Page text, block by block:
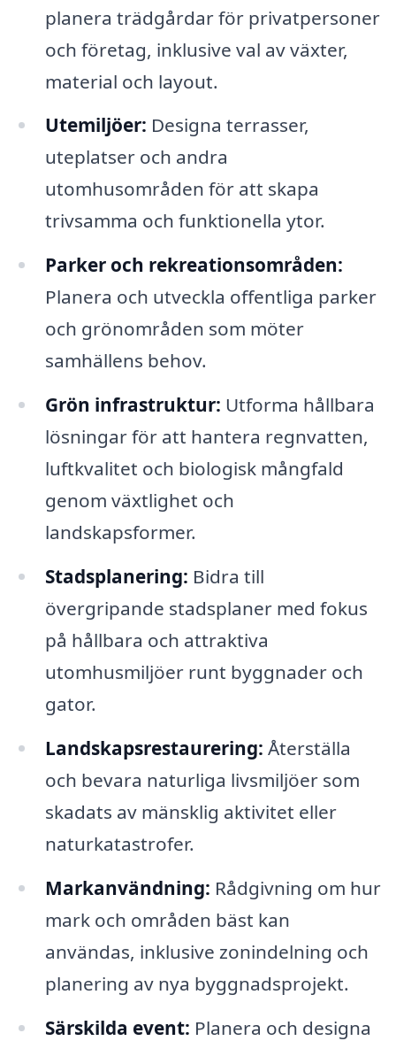
planera trädgårdar för privatpersoner
och företag, inklusive val av växter,
material och layout.
Utemiljöer: Designa terrasser,
uteplatser och andra
utomhusområden för att skapa
trivsamma och funktionella ytor.
Parker och rekreationsområden:
Planera och utveckla offentliga parker
och grönområden som möter
samhällens behov.
Grön infrastruktur: Utforma hållbara
lösningar för att hantera regnvatten,
luftkvalitet och biologisk mångfald
genom växtlighet och
landskapsformer.
Stadsplanering: Bidra till
övergripande stadsplaner med fokus
på hållbara och attraktiva
utomhusmiljöer runt byggnader och
gator.
Landskapsrestaurering: Återställa
och bevara naturliga livsmiljöer som
skadats av mänsklig aktivitet eller
naturkatastrofer.
Markanvändning: Rådgivning om hur
mark och områden bäst kan
användas, inklusive zonindelning och
planering av nya byggnadsprojekt.
Särskilda event: Planera och designa